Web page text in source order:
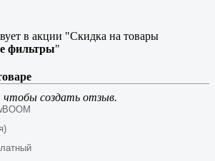
в акции "Скидка на товары
фильтры"
чтобы создать отзыв.